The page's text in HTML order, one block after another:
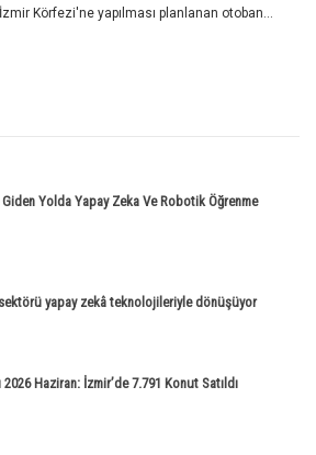
İzmir Körfezi'ne yapılması planlanan otoban...
Yolda Yapay Zeka Ve Robotik Öğrenme
yapay zekâ teknolojileriyle dönüşüyor
Haziran: İzmir’de 7.791 Konut Satıldı